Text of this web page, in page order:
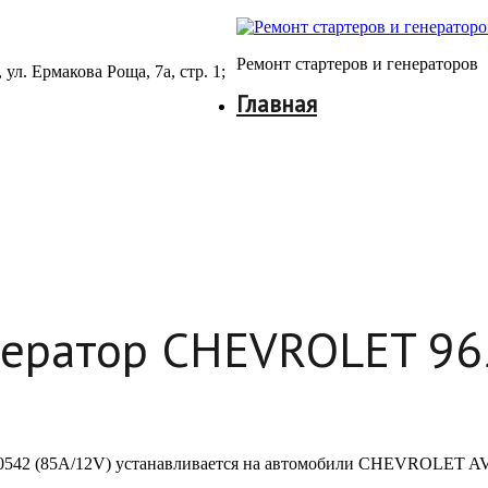
Ермакова Роща, 7а, стр. 1; Ремонт стартеров и генераторов
Главная
CHEVROLET
(85А/12V) устанавливается на автомобили CHEVROLET